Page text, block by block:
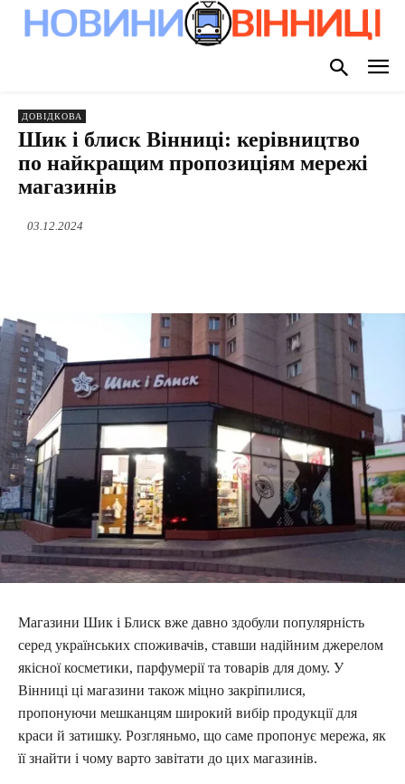
ДОВІДКОВА
Шик і блиск Вінниці: керівництво
по найкращим пропозиціям мережі
магазинів
03.12.2024
Магазини Шик і Блиск вже давно здобули популярність
серед українських споживачів, ставши надійним джерелом
якісної косметики, парфумерії та товарів для дому. У
Вінниці ці магазини також міцно закріпилися,
пропонуючи мешканцям широкий вибір продукції для
краси й затишку. Розгляньмо, що саме пропонує мережа, як
її знайти і чому варто завітати до цих магазинів.